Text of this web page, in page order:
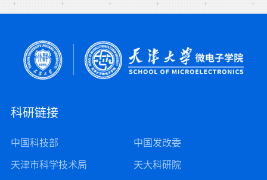
科研链接
中国科技部 中国发改委
天津市科学技术局 天大科研院